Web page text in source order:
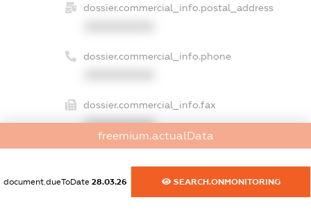
dossier.commercial_info.postal_address
dossier.commercial_info.phone
dossier.commercial_info.fax
XXXXXXXXXX
freemium.actualData
document.dueToDate 28.03.26 SEARCH.ONMONITORING